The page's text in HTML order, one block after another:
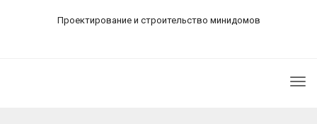
Проектирование и строительство минидомов